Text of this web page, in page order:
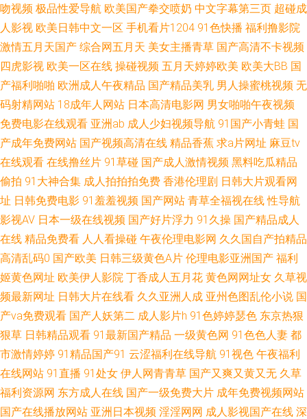
费看片5h 伪娘偷拍福利 91日韩高清 成人福利网站 黄色亚洲网站 欧美恋足福
利 污黄福利精品网页 一本道ab在线 97色色一区二区 海角熟女 日韩無碼破解
俺去射啦 黑丝制服影院 欧美高清色图 午夜寂寞剧场 91视频区 岛国视频在线
久久青草影院 日本爱爱片 亚洲韩国无码 超碰人17C 老司机操操 天天色情 91
传媒合集 国产精品永久免费 97爽片 久久韩国视频 日韩成人综合网 91撸视频
国产精品午夜麻烦 欧美性爱另类 91传媒官网 成人色情小电影 欧美aa 伊人蕉
久影院 www91做爱 韩国盗摄视频 欧美A网站 瑟瑟导航 91极品探花 国产91
在线播放 日本东京热色综合 综合另类x 岛国三级片 久久超碰香蕉 人人操欧
美人 亚洲影院老司机 变态av福利 精品精品99 色色爽成人精品 97色色综合影
院 韩国操人人 日本肏屄网 伊人网页 波多野衣五级片 户外露出自慰 人人妻人
人搞人人 亚洲欧美中文日韩 超碰美女在线 久久草国产精品 日韩五码网站 91
吻视频 极品性爱导航 欧美国产拳交喷奶 中文字幕第三页 超碰成
人影视 欧美日韩中文一区 手机看片1204 91色快播 福利撸影院
激情五月天国产 综合网五月天 美女主播青草 国产高清不卡视频
四虎影视 欧美一区在线 操碰视频 五月天婷婷欧美 欧美大BB 国
产福利啪啪 欧洲成人午夜精品 国产精品美乳 男人操蜜桃视频 无
码射精网站 18成年人网站 日本高清电影网 男女啪啪午夜视频
免费电影在线观看 亚洲ab 成人少妇视频导航 91国产小青蛙 国
产成年免费网站 国产视频高清在线 精品香蕉 求a片网址 麻豆tv
在线观看 在线撸丝片 91草碰 国产成人激情视频 黑料吃瓜精品
偷拍 91大神合集 成人拍拍拍免费 香港伦理剧 日韩大片观看网
址 日韩免费电影 91羞羞视频 国产网站 青草全福视在线 性导航
影视AV 日本一级在线视频 国产好片浮力 91久操 国产精品成人
在线 精品免费看 人人看操碰 午夜伦理电影网 久久国自产拍精品
高清乱码0 国产欧美 日韩三级黄色A片 伦理电影亚洲国产 福利
姬黄色网址 欧美伊人影院 丁香成人五月花 黄色网网址女 久草视
频最新网址 日韩大片在线看 久久亚洲人成 亚州色图乱伦小说 国
产va免费观看 国产人妖第二 成人影片h 91色婷婷瑟色 东京热狠
狠草 日韩精品观看 91最新国产精品 一级黄色网 91色色人妻 都
市激情婷婷 91精品国产91 云涩福利在线导航 91视色 午夜福利
在线网站 91直播 91处女 伊人网青青草 国产又爽又黄又无 久草
福利资源网 东方成人在线 国产一级免费大片 成年免费视频网站
国产在线播放网站 亚洲日本视频 淫淫网网 成人影视国产在线 深